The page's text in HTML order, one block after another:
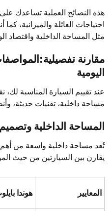
هذه النصائح العملية تساعدك
احتياجات العائلة والميزانية، كما
مثل المساحة الداخلية واقتصاد
مقارنة
اليومية
عند تقييم السيارة المناسبة
مساحة داخلية، تقنيات حديثة،
المساحة الداخلية
تُعد مساحة داخلية واسعة من أهم
يقارن بين السيارتين من حيث
المعايير هوندا